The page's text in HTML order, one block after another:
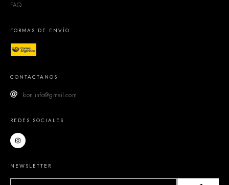
FAQ
FORMAS DE ENVÍO
CONTACTANOS
kion.info@gmail.com
REDES SOCIALES
NEWSLETTER